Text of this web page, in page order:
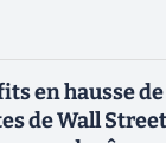
en hausse
de Wall